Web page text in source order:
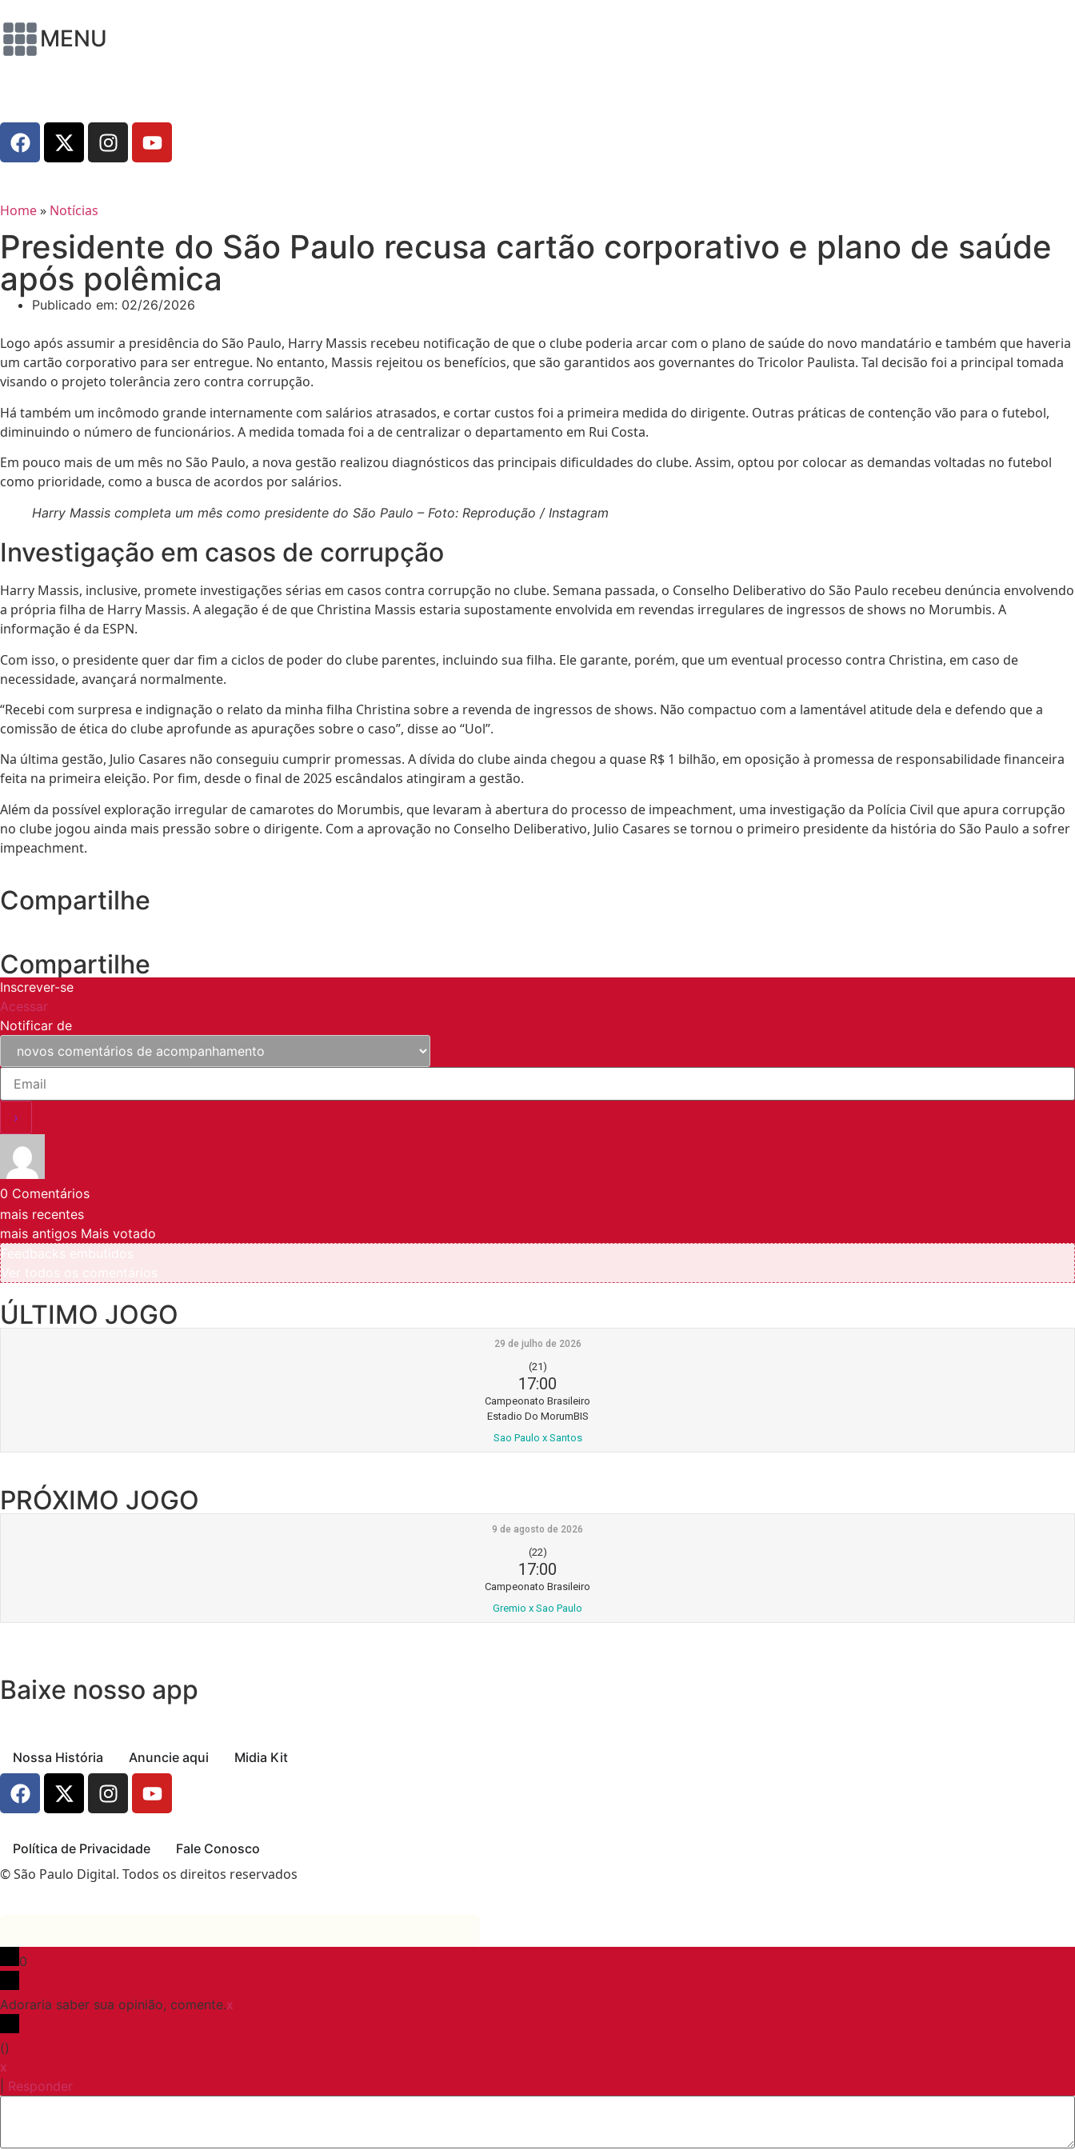
MENU
Home» Notícias
Presidente do São Paulo recusa cartão corporativo e plano de saúde
após polêmica
Publicado em: 02/26/2026
Logo após assumir a presidência do São Paulo, Harry Massis recebeu notificação de que o clube poderia arcar com o plano de saúde do novo mandatário e também que haveria
um cartão corporativo para ser entregue. No entanto, Massis rejeitou os benefícios, que são garantidos aos governantes do Tricolor Paulista. Tal decisão foi a principal tomada
visando o projeto tolerância zero contra corrupção.
Há também um incômodo grande internamente com salários atrasados, e cortar custos foi a primeira medida do dirigente. Outras práticas de contenção vão para o futebol,
diminuindo o número de funcionários. A medida tomada foi a de centralizar o departamento em Rui Costa.
Em pouco mais de um mês no São Paulo, a nova gestão realizou diagnósticos das principais dificuldades do clube. Assim, optou por colocar as demandas voltadas no futebol
como prioridade, como a busca de acordos por salários.
Harry Massis completa um mês como presidente do São Paulo – Foto: Reprodução / Instagram
Investigação em casos de corrupção
Harry Massis, inclusive, promete investigações sérias em casos contra corrupção no clube. Semana passada, o Conselho Deliberativo do São Paulo recebeu denúncia envolvendo
a própria filha de Harry Massis. A alegação é de que Christina Massis estaria supostamente envolvida em revendas irregulares de ingressos de shows no Morumbis. A
informação é da ESPN.
Com isso, o presidente quer dar fim a ciclos de poder do clube parentes, incluindo sua filha. Ele garante, porém, que um eventual processo contra Christina, em caso de
necessidade, avançará normalmente.
“Recebi com surpresa e indignação o relato da minha filha Christina sobre a revenda de ingressos de shows. Não compactuo com a lamentável atitude dela e defendo que a
comissão de ética do clube aprofunde as apurações sobre o caso”, disse ao “Uol”.
Na última gestão, Julio Casares não conseguiu cumprir promessas. A dívida do clube ainda chegou a quase R$ 1 bilhão, em oposição à promessa de responsabilidade financeira
feita na primeira eleição. Por fim, desde o final de 2025 escândalos atingiram a gestão.
Além da possível exploração irregular de camarotes do Morumbis, que levaram à abertura do processo de impeachment, uma investigação da Polícia Civil que apura corrupção
no clube jogou ainda mais pressão sobre o dirigente. Com a aprovação no Conselho Deliberativo, Julio Casares se tornou o primeiro presidente da história do São Paulo a sofrer
impeachment.
Compartilhe
Compartilhe
Inscrever-se
Acessar
Notificar de
0 Comentários
mais recentes
mais antigos Mais votado
ÚLTIMO JOGO
29 de julho de 2026
(21)
17:00
Campeonato Brasileiro
Estadio Do MorumBIS
Sao Paulo x Santos
PRÓXIMO JOGO
9 de agosto de 2026
(22)
17:00
Campeonato Brasileiro
Gremio x Sao Paulo
Baixe nosso app
Nossa História Anuncie aqui Midia Kit
Política de Privacidade Fale Conosco
© São Paulo Digital. Todos os direitos reservados
0
Adoraria saber sua opinião, comente.x
()
x
Responder